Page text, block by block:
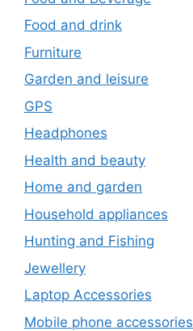
Food and drink
Furniture
Garden and leisure
GPS
Headphones
Health and beauty
Home and garden
Household appliances
Hunting and Fishing
Jewellery
Laptop Accessories
Mobile phone accessories